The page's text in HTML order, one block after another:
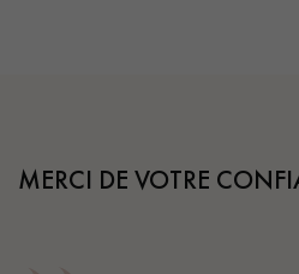
MERCI DE VOTRE